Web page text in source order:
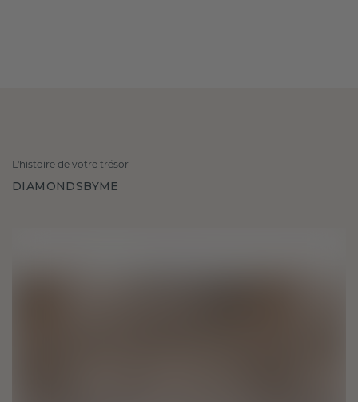
L'histoire de votre trésor
DIAMONDSBYME